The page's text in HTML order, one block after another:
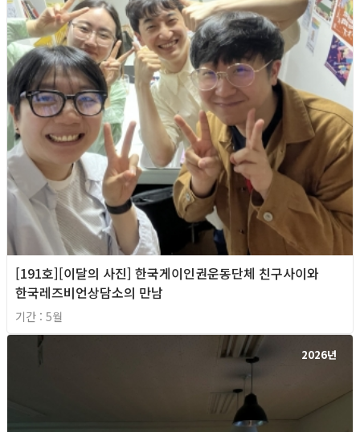
[191호][이달의 사진] 한국게이인권운동단체 친구사이와
한국레즈비언상담소의 만남
기간 : 5월
2026년